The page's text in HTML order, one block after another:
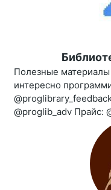
Полезные
интересно
@proglib_adv Прайс: